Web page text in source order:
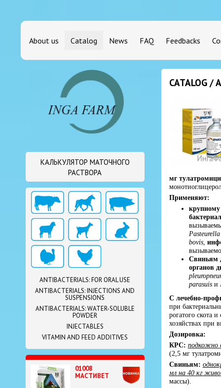
About us Catalog News FAQ Feedbacks
КАЛЬКУЛЯТОР МАТОЧНОГО
РАСТВОРА
ANTIBACTERIALS: FOR ORAL USE
ANTIBACTERIALS: INJECTIONS AND
SUSPENSIONS
ANTIBACTERIALS: WATER-SOLUBLE
POWDER
INJECTABLES
VITAMIN AND FEED ADDITIVES
01008
МАСТИВЕТ
CATALOG /
мг
Применяют:
крупному
bovis,
Свиньям
органов
parasuisи
С лечебно-
при
рогатого скота
хозяйствах при
Дозировка:
КРС: подкожно
(2,5 мг
Свиньям:
мл на 40 кг
массы).